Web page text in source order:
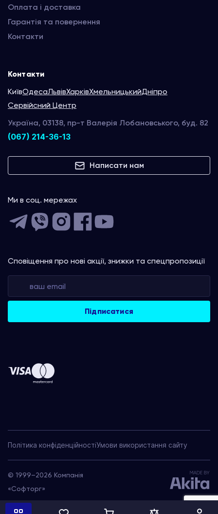
Оплата і доставка
Гарантія та повернення
Контакти
Контакти
КиївОдесаЛьвівХарківХмельницькийДніпро
Сервійсний Центр
Україна, 03138, пр-т Валерія Лобановського, буд. 82
(067) 214-36-13
Написати нам
Ми в соц. мережах
Сповіщення про нові акції, знижки та спецпропозиції
© 1999–2026 Компанія
«Софторг»
Політика конфіденційностіУмови використання сайту